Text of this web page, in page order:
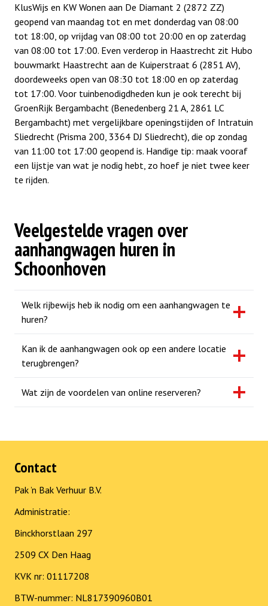
KlusWijs en KW Wonen aan De Diamant 2 (2872 ZZ)
geopend van maandag tot en met donderdag van 08:00
tot 18:00, op vrijdag van 08:00 tot 20:00 en op zaterdag
van 08:00 tot 17:00. Even verderop in Haastrecht zit Hubo
bouwmarkt Haastrecht aan de Kuiperstraat 6 (2851 AV),
doordeweeks open van 08:30 tot 18:00 en op zaterdag
tot 17:00. Voor tuinbenodigdheden kun je ook terecht bij
GroenRijk Bergambacht (Benedenberg 21 A, 2861 LC
Bergambacht) met vergelijkbare openingstijden of Intratuin
Sliedrecht (Prisma 200, 3364 DJ Sliedrecht), die op zondag
van 11:00 tot 17:00 geopend is. Handige tip: maak vooraf
een lijstje van wat je nodig hebt, zo hoef je niet twee keer
te rijden.
Veelgestelde vragen over
aanhangwagen huren in
Schoonhoven
Welk rijbewijs heb ik nodig om een aanhangwagen te
huren?
Kan ik de aanhangwagen ook op een andere locatie
terugbrengen?
Wat zijn de voordelen van online reserveren?
Contact
Pak ’n Bak Verhuur B.V.
Administratie:
Binckhorstlaan 297
2509 CX Den Haag
KVK nr: 01117208
BTW-nummer: NL817390960B01